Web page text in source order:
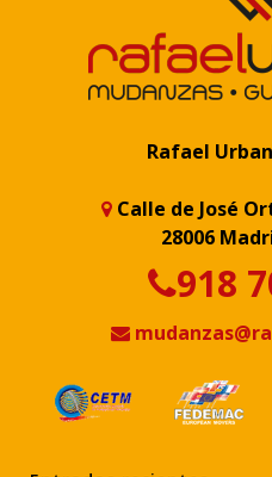
Rafael
Calle de José
28006
918